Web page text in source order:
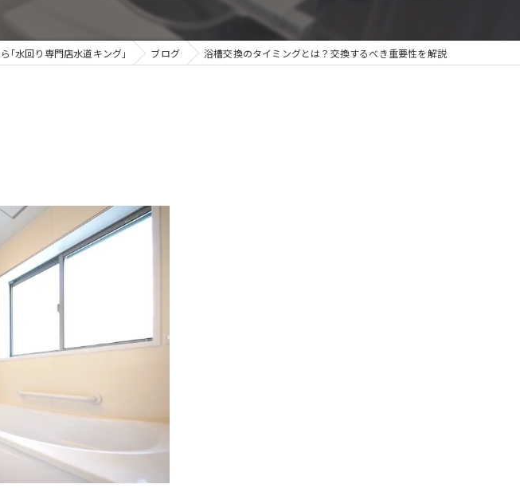
｢水回り専門店水道キング｣ ブログ 浴槽交換のタイミングとは？交換するべき重要性を解説